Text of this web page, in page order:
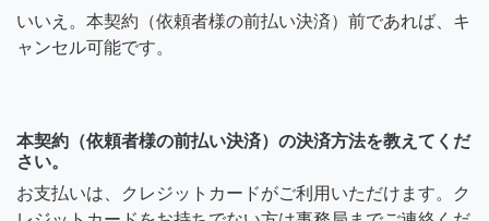
いいえ。本契約（依頼者様の前払い決済）前であれば、キ
ャンセル可能です。
本契約（依頼者様の前払い決済）の決済方法を教えてくだ
さい。
お支払いは、クレジットカードがご利用いただけます。ク